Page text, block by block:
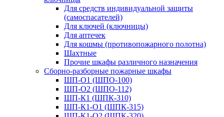
Для средств индивидуальной защиты
(самоспасателей)
Для ключей (ключницы)
Для аптечек
Для кошмы (противопожарного полотна)
Шахтные
Прочие шкафы различного назначения
Сборно-разборные пожарные шкафы
ШП-О1 (ШПО-100)
ШП-О2 (ШПО-112)
ШП-К1 (ШПК-310)
ШП-К1-О1 (ШПК-315)